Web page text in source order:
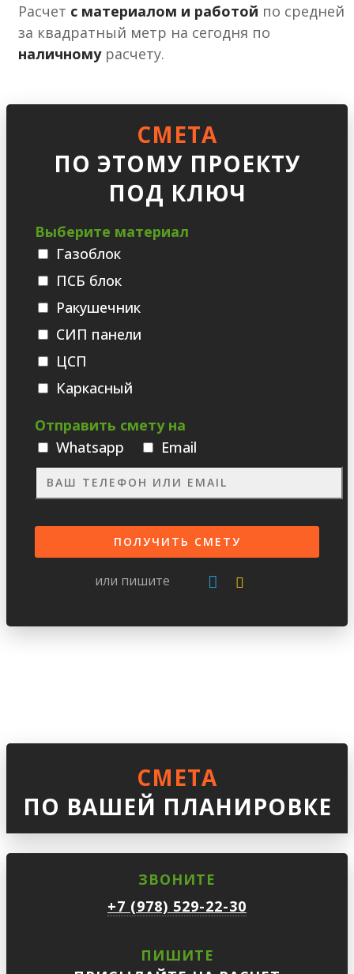
Расчет с материалом и работой по средней
за квадратный метр на сегодня по
наличномурасчету.
СМЕТА
ПО ЭТОМУ ПРОЕКТУ
ПОД КЛЮЧ
Выберите материал
Газоблок
ПСБ блок
Ракушечник
СИП панели
ЦСП
Каркасный
Отправить смету на
Whatsаpp
Email
или пишите
СМЕТА
ПО ВАШЕЙ ПЛАНИРОВКЕ
ЗВОНИТЕ
+7 (978) 529-22-30
ПИШИТЕ